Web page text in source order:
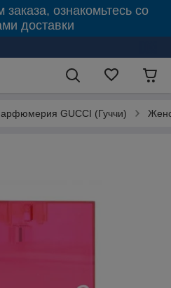
ознакомьтесь со
доставки
GUCCI (Гуччи)